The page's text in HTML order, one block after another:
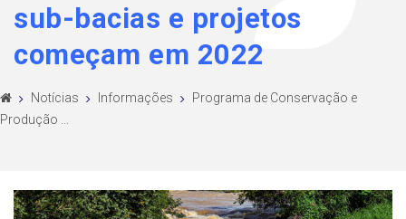
sub-bacias e projetos
começam em 2022
Notícias Informações
Programa de Conservação e
Produção ...